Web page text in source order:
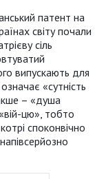
патент на
світу почали
сіль
випускають для
«сутність
– «душа
цю», тобто
споконвічно